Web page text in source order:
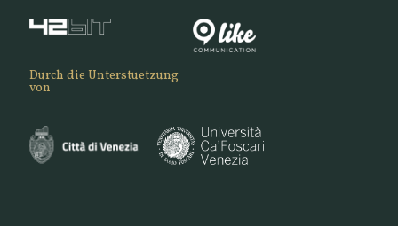
Durch die Unterstuetzung
von